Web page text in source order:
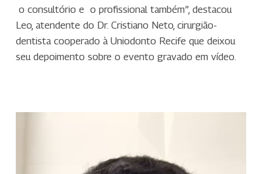
o consultório e o profissional também”, destacou
Leo, atendente do Dr. Cristiano Neto, cirurgião-
dentista cooperado à Uniodonto Recife que deixou
seu depoimento sobre o evento gravado em vídeo.